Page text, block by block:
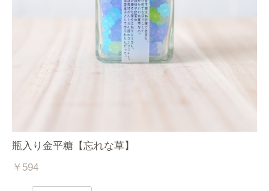
瓶入り金平糖【忘れな草】
￥594